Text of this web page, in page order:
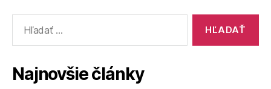
Najnovšie články